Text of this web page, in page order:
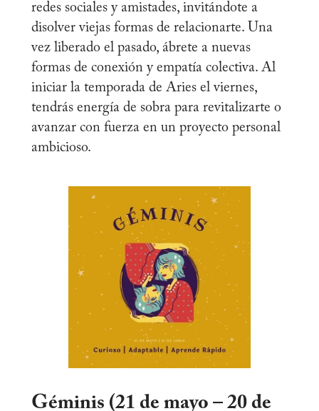
redes sociales y amistades, invitándote a
disolver viejas formas de relacionarte. Una
vez liberado el pasado, ábrete a nuevas
formas de conexión y empatía colectiva. Al
iniciar la temporada de Aries el viernes,
tendrás energía de sobra para revitalizarte o
avanzar con fuerza en un proyecto personal
ambicioso.
Géminis (21 de mayo – 20 de